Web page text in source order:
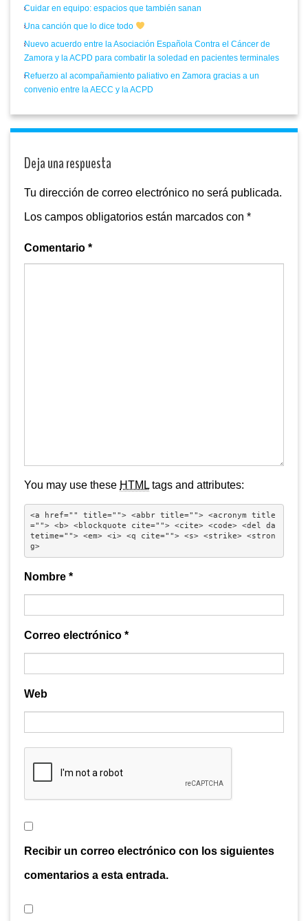
Cuidar en equipo: espacios que también sanan
Una canción que lo dice todo
Nuevo acuerdo entre la Asociación Española Contra el Cáncer de
Zamora y la ACPD para combatir la soledad en pacientes terminales
Refuerzo al acompañamiento paliativo en Zamora gracias a un
convenio entre la AECC y la ACPD
Deja una respuesta
Tu dirección de correo electrónico no será publicada.
Los campos obligatorios están marcados con *
Comentario *
You may use these HTML tags and attributes:
<a href="" title=""> <abbr title=""> <acronym title
=""> <b> <blockquote cite=""> <cite> <code> <del da
tetime=""> <em> <i> <q cite=""> <s> <strike> <stron
g>
Nombre *
Correo electrónico *
Web
Recibir un correo electrónico con los siguientes
comentarios a esta entrada.